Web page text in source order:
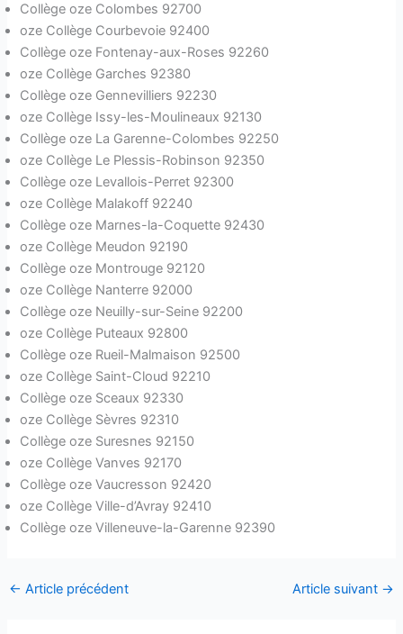
Collège oze Colombes 92700
oze Collège Courbevoie 92400
Collège oze Fontenay-aux-Roses 92260
oze Collège Garches 92380
Collège oze Gennevilliers 92230
oze Collège Issy-les-Moulineaux 92130
Collège oze La Garenne-Colombes 92250
oze Collège Le Plessis-Robinson 92350
Collège oze Levallois-Perret 92300
oze Collège Malakoff 92240
Collège oze Marnes-la-Coquette 92430
oze Collège Meudon 92190
Collège oze Montrouge 92120
oze Collège Nanterre 92000
Collège oze Neuilly-sur-Seine 92200
oze Collège Puteaux 92800
Collège oze Rueil-Malmaison 92500
oze Collège Saint-Cloud 92210
Collège oze Sceaux 92330
oze Collège Sèvres 92310
Collège oze Suresnes 92150
oze Collège Vanves 92170
Collège oze Vaucresson 92420
oze Collège Ville-d’Avray 92410
Collège oze Villeneuve-la-Garenne 92390
← Article précédent Article suivant →